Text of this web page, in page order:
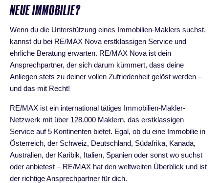
NEUE IMMOBILIE?
Wenn du die Unterstützung eines Immobilien-Maklers suchst,
kannst du bei RE/MAX Nova erstklassigen Service und
ehrliche Beratung erwarten. RE/MAX Nova ist dein
Ansprechpartner, der sich darum kümmert, dass deine
Anliegen stets zu deiner vollen Zufriedenheit gelöst werden –
und das mit Recht!
RE/MAX ist ein international tätiges Immobilien-Makler-
Netzwerk mit über 128.000 Maklern, das erstklassigen
Service auf 5 Kontinenten bietet. Egal, ob du eine Immobilie in
Österreich, der Schweiz, Deutschland, Südafrika, Kanada,
Australien, der Karibik, Italien, Spanien oder sonst wo suchst
oder anbietest – RE/MAX hat den weltweiten Überblick und ist
der richtige Ansprechpartner für dich.